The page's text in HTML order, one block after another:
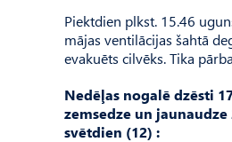
Piektdien plkst. 15.46
mājas ventilācijas šahtā
evakuēts cilvēks. Tika
Nedēļas nogalē dzēsti
zemsedze un
svētdien (12) :